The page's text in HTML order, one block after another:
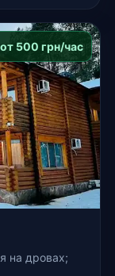
от 500 грн/час
на дровах;